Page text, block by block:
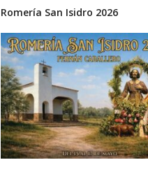
Romería San Isidro 2026